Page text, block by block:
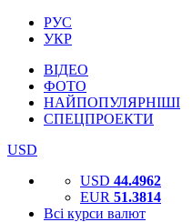
РУС
УКР
ВІДЕО
ФОТО
НАЙПОПУЛЯРНІШІ
СПЕЦПРОЕКТИ
USD
USD 44.4962
EUR 51.3814
Всі курси валют